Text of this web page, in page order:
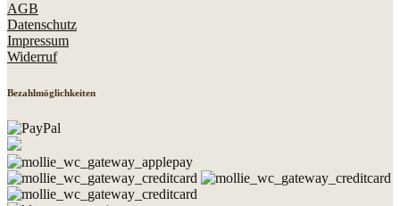
AGB
Datenschutz
Impressum
Widerruf
Bezahlmöglichkeiten